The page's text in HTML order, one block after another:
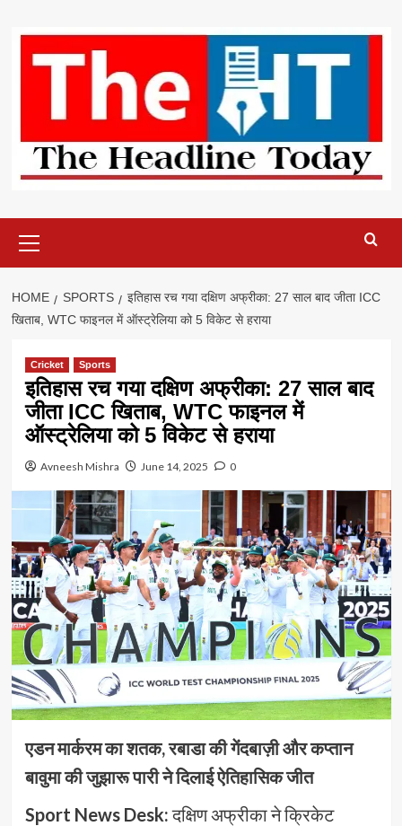
content
Menu
HOME SPORTS
इतिहास रच गया दक्षिण अफ्रीका: 27 साल बाद जीता ICC
खिताब, WTC फाइनल में ऑस्ट्रेलिया को 5 विकेट से हराया
Cricket Sports
इतिहास रच गया दक्षिण अफ्रीका: 27 साल बाद
जीता ICC खिताब, WTC फाइनल में
ऑस्ट्रेलिया को 5 विकेट से हराया
Avneesh Mishra June 14, 2025 0
एडन मार्करम का शतक, रबाडा की गेंदबाज़ी और कप्तान
बावुमा की जुझारू पारी ने दिलाई ऐतिहासिक जीत
Sport News Desk:दक्षिण अफ्रीका ने क्रिकेट